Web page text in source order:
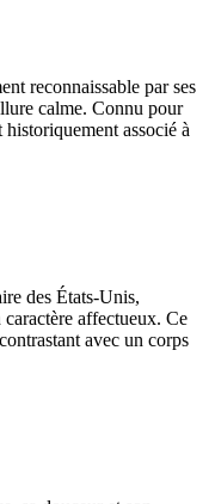
reconnaissable par ses
calme. Connu pour
associé à
des États-Unis,
affectueux. Ce
avec un corps